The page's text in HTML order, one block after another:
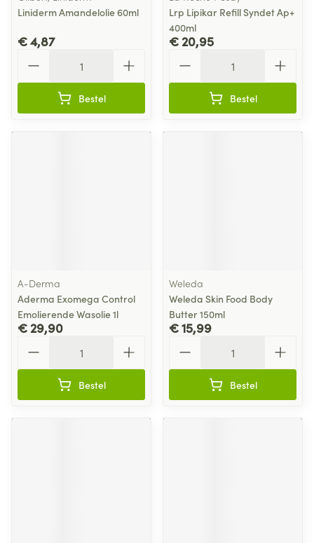
Liniderm Amandelolie 60ml
€ 4,87
Bestel
Lrp Lipikar Refill Syndet Ap+
400ml
€ 20,95
Bestel
A-Derma
Aderma Exomega Control
Emolierende Wasolie 1l
€ 29,90
Bestel
Weleda
Weleda Skin Food Body
Butter 150ml
€ 15,99
Bestel